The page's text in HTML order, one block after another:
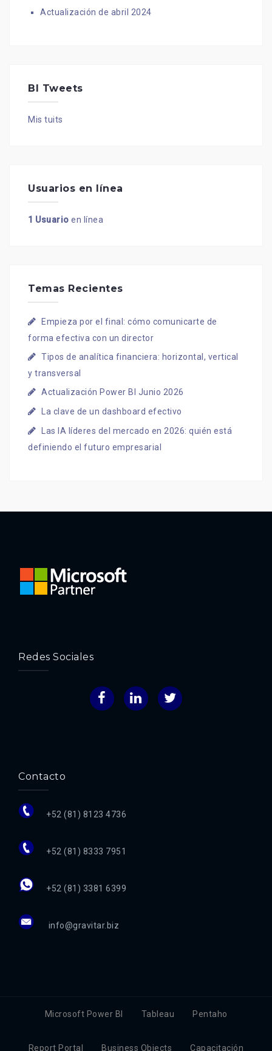
Actualización de abril 2024
BI Tweets
Mis tuits
Usuarios en línea
1 Usuario en línea
Temas Recientes
Empieza por el final: cómo comunicarte de
forma efectiva con un director
Tipos de analítica financiera: horizontal, vertical
y transversal
Actualización Power BI Junio 2026
La clave de un dashboard efectivo
Las IA líderes del mercado en 2026: quién está
definiendo el futuro empresarial
Redes Sociales
FacebookLinkedInTwitter
Contacto
+52 (81) 8123 4736
+52 (81) 8333 7951
+52 (81) 3381 6399
info@gravitar.biz
Microsoft Power BI Tableau Pentaho
Report Portal Business Objects Capacitación